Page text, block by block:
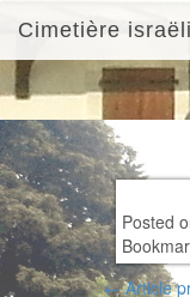
Cimetière
Posted
Post
←Article